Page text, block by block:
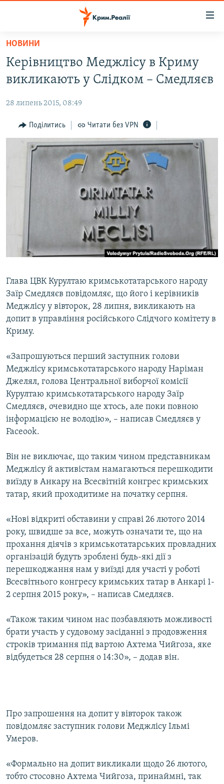
Перейти
основного
матеріалу
до
навігації
Перейти
ВОДА.КРИМ
ПОЛІТИКА
БЛОГИ
ПОГЛЯД
ІНТЕРВ'Ю
ВСЕ ЗА ДЕНЬ
СПЕЦПРОЕКТИ
ДЕПОРТАЦІЯ
ВІДЕОУРОКИ «ELIFBE»
СВІДЧЕННЯ ОКУПАЦІЇ
ІНФОГРАФІКА
ЯК ОБІЙТИ БЛОКУВАННЯ
Русский
Qırımtatar
ДОЛУЧАЙСЯ!
Усі сайти RFE/RL
НОВИНИ
Керівництво Меджлісу в Криму
викликають у Слідком – Смедляєв
28 липень 2015, 08:49
Поділитись Читати без VPN
Глава ЦВК Курултаю кримськотатарського народу
Заїр Смедляєв повідомляє, що його і керівників
Меджлісу у вівторок, 28 липня, викликають на
допит в управління російського Слідчого комітету в
Криму.
«Запрошуються перший заступник голови
Меджлісу кримськотатарського народу Наріман
Джелял, голова Центральної виборчої комісії
Курултаю кримськотатарського народу Заїр
Смедляєв, очевидно ще хтось, але поки повною
інформацією не володію», – написав Смедляєв у
Faceook.
Він не виключає, що таким чином представникам
Меджлісу й активістам намагаються перешкодити
виїзду в Анкару на Всесвітній конгрес кримських
татар, який проходитиме на початку серпня.
«Нові відкриті обставини у справі 26 лютого 2014
року, швидше за все, можуть означати те, що на
прохання діячів з кримськотатарських провладних
організацій будуть зроблені будь-які дії з
перешкоджання нам у виїзді для участі у роботі
Всесвітнього конгресу кримських татар в Анкарі 1-
2 серпня 2015 року», – написав Смедляєв.
«Також таким чином нас позбавляють можливості
брати участь у судовому засіданні з продовження
строків тримання під вартою Ахтема Чийгоза, яке
відбудеться 28 серпня о 14:30», – додав він.
Про запрошення на допит у вівторок також
повідомляє заступник голови Меджлісу Ільмі
Умеров.
«Формально на допит викликали щодо 26 лютого,
тобто стосовно Ахтема Чийгоза, принаймні, так